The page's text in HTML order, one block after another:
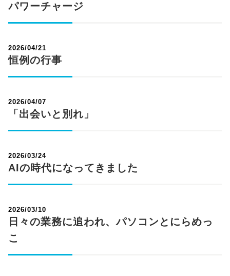
パワーチャージ
2026/04/21
恒例の行事
2026/04/07
「出会いと別れ」
2026/03/24
AIの時代になってきました
2026/03/10
日々の業務に追われ、パソコンとにらめっ
こ